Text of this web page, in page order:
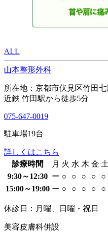
ALL
山本整形外科
所在地：京都市伏見区竹田七
近鉄 竹田駅から徒歩5分
075-647-0019
駐車場19台
詳しくはこちら
診療時間
月 火 水 木 金 土
9:30～12:30 ー ○ ○ ○ ○ ○
15:00～19:00 ー ○ ○ ○ ○ ○
休診日：月曜、日曜・祝日
美容皮膚科併設